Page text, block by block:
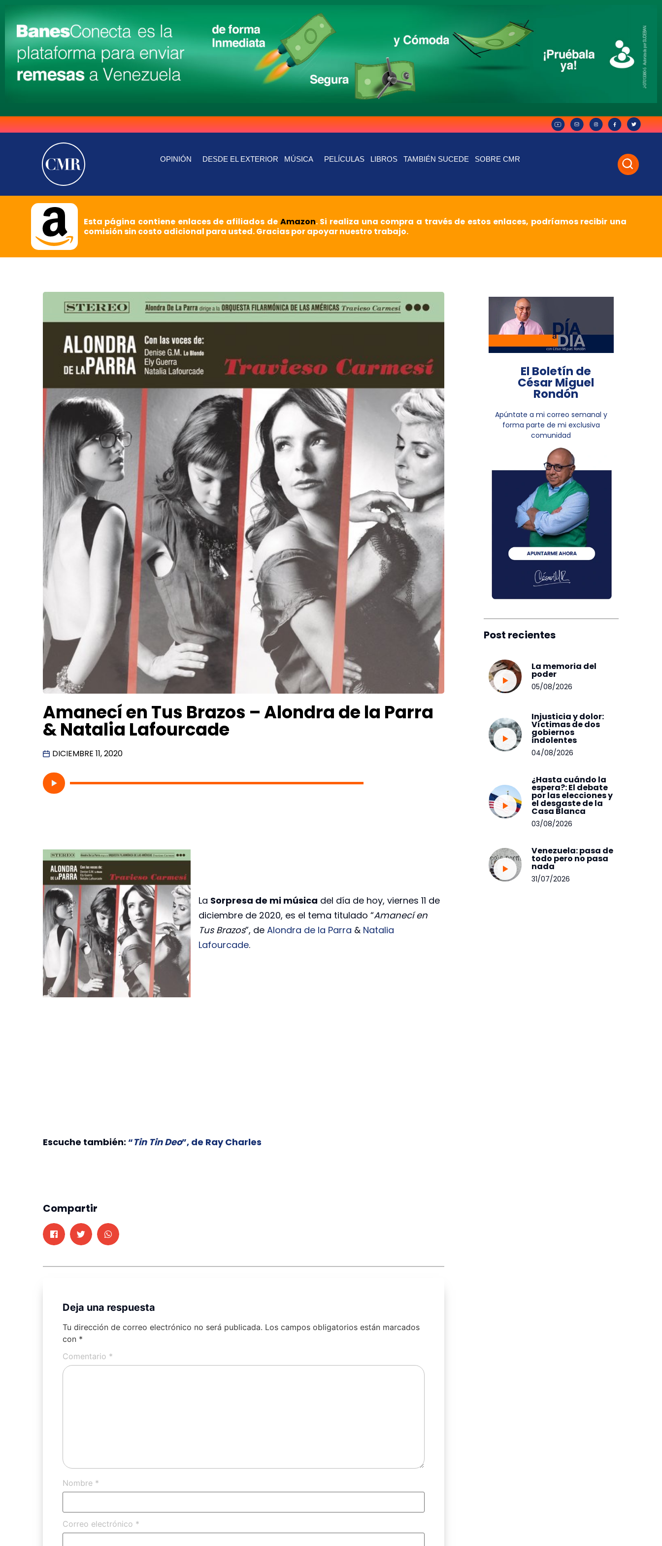
OPINIÓN DESDE EL EXTERIOR MÚSICA PELÍCULAS LIBROS TAMBIÉN SUCEDE SOBRE CMR
Esta página contiene enlaces de afiliados de Amazon. Si realiza una compra a través de estos enlaces, podríamos recibir una
comisión sin costo adicional para usted. Gracias por apoyar nuestro trabajo.
Amanecí en Tus Brazos – Alondra de la Parra
& Natalia Lafourcade
DICIEMBRE 11, 2020
La Sorpresa de mi música del día de hoy, viernes 11 de
diciembre de 2020, es el tema titulado “Amanecí en
Tus Brazos”, de Alondra de la Parra & Natalia
Lafourcade.
Escuche también: “Tin Tin Deo”, de Ray Charles
Compartir
Deja una respuesta
Tu dirección de correo electrónico no será publicada. Los campos obligatorios están marcados
con *
Comentario *
Nombre *
Correo electrónico *
El Boletín de
César Miguel
Rondón
Apúntate a mi correo semanal y
forma parte de mi exclusiva
comunidad
Post recientes
La memoria del
poder
05/08/2026
Injusticia y dolor:
Víctimas de dos
gobiernos
indolentes
04/08/2026
¿Hasta cuándo la
espera?: El debate
por las elecciones y
el desgaste de la
Casa Blanca
03/08/2026
Venezuela: pasa de
todo pero no pasa
nada
31/07/2026